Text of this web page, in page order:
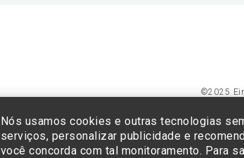
©2025
Nós usamos cookies e outras tecnologias
serviços, personalizar publicidade e
você concorda com tal monitoramento. Para